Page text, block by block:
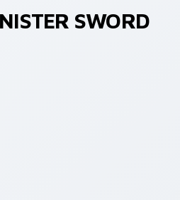
SWORD